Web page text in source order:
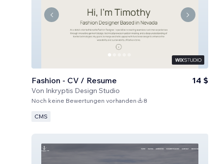
Fashion - CV / Resume
Von Inkryptis Design Studio
14 $
Noch keine Bewertungen vorhanden 8
CMS